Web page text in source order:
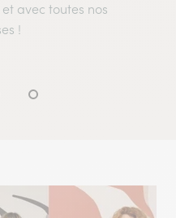
avec toutes nos
!